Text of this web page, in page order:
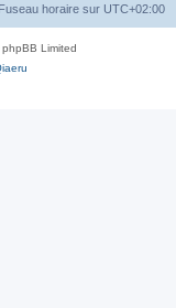
Fuseau horaire sur UTC+02:00
Limited